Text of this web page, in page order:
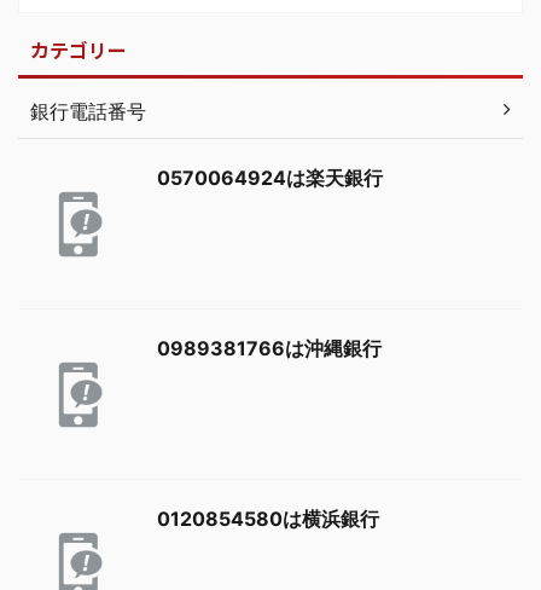
カテゴリー
銀行電話番号
0570064924は楽天銀行
0989381766は沖縄銀行
0120854580は横浜銀行